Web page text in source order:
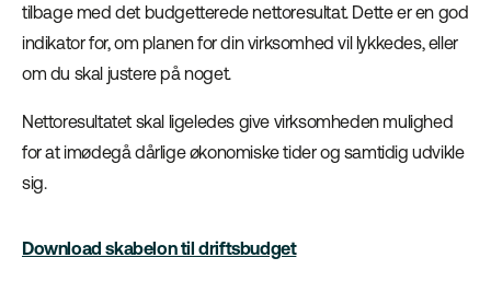
tilbage med det budgetterede nettoresultat. Dette er en god
indikator for, om planen for din virksomhed vil lykkedes, eller
om du skal justere på noget.
Nettoresultatet skal ligeledes give virksomheden mulighed
for at imødegå dårlige økonomiske tider og samtidig udvikle
sig.
Download skabelon til driftsbudget